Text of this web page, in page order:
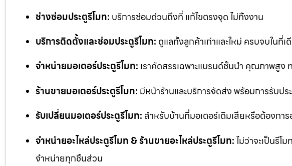
ช่างซ่อมประตูรีโมท: บริการซ่อมด่วนถึงที่ แก้ไขตรงจุด ไม่ทิ้งงาน
บริการติดตั้งและซ่อมประตูรีโมท: ดูแลทั้งลูกค้าเก่าและใหม่ ครบจบในที่เ
จำหน่ายมอเตอร์ประตูรีโมท: เราคัดสรรเฉพาะแบรนด์ชั้นนำ คุณภาพสูง
ร้านขายมอเตอร์ประตูรีโมท: มีหน้าร้านและบริการจัดส่ง พร้อมการรับป
รับเปลี่ยนมอเตอร์ประตูรีโมท: สำหรับบ้านที่มอเตอร์เดิมเสียหรือต้องกา
จำหน่ายอะไหล่ประตูรีโมท & ร้านขายอะไหล่ประตูรีโมท:ไม่ว่าจะเป็นรีโ
จำหน่ายทุกชิ้นส่วน